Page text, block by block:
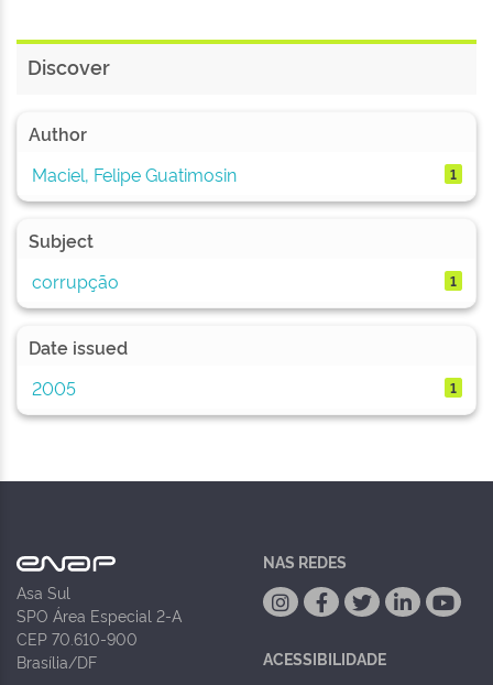
Discover
Author
Maciel, Felipe Guatimosin
1
Subject
corrupção
1
Date issued
2005
1
Asa Sul
SPO Área Especial 2-A
CEP 70.610-900
Brasília/DF
NAS REDES
ACESSIBILIDADE